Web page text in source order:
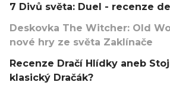
7 Divů světa: Duel - recenze
Deskovka The Witcher: Old
nové hry ze světa Zaklínače
Recenze Dračí Hlídky aneb
klasický Dračák?